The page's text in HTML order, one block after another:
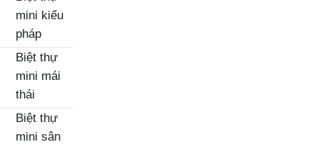
mini kiểu
pháp
Biệt thự
mini mái
thái
Biệt thự
mini sân